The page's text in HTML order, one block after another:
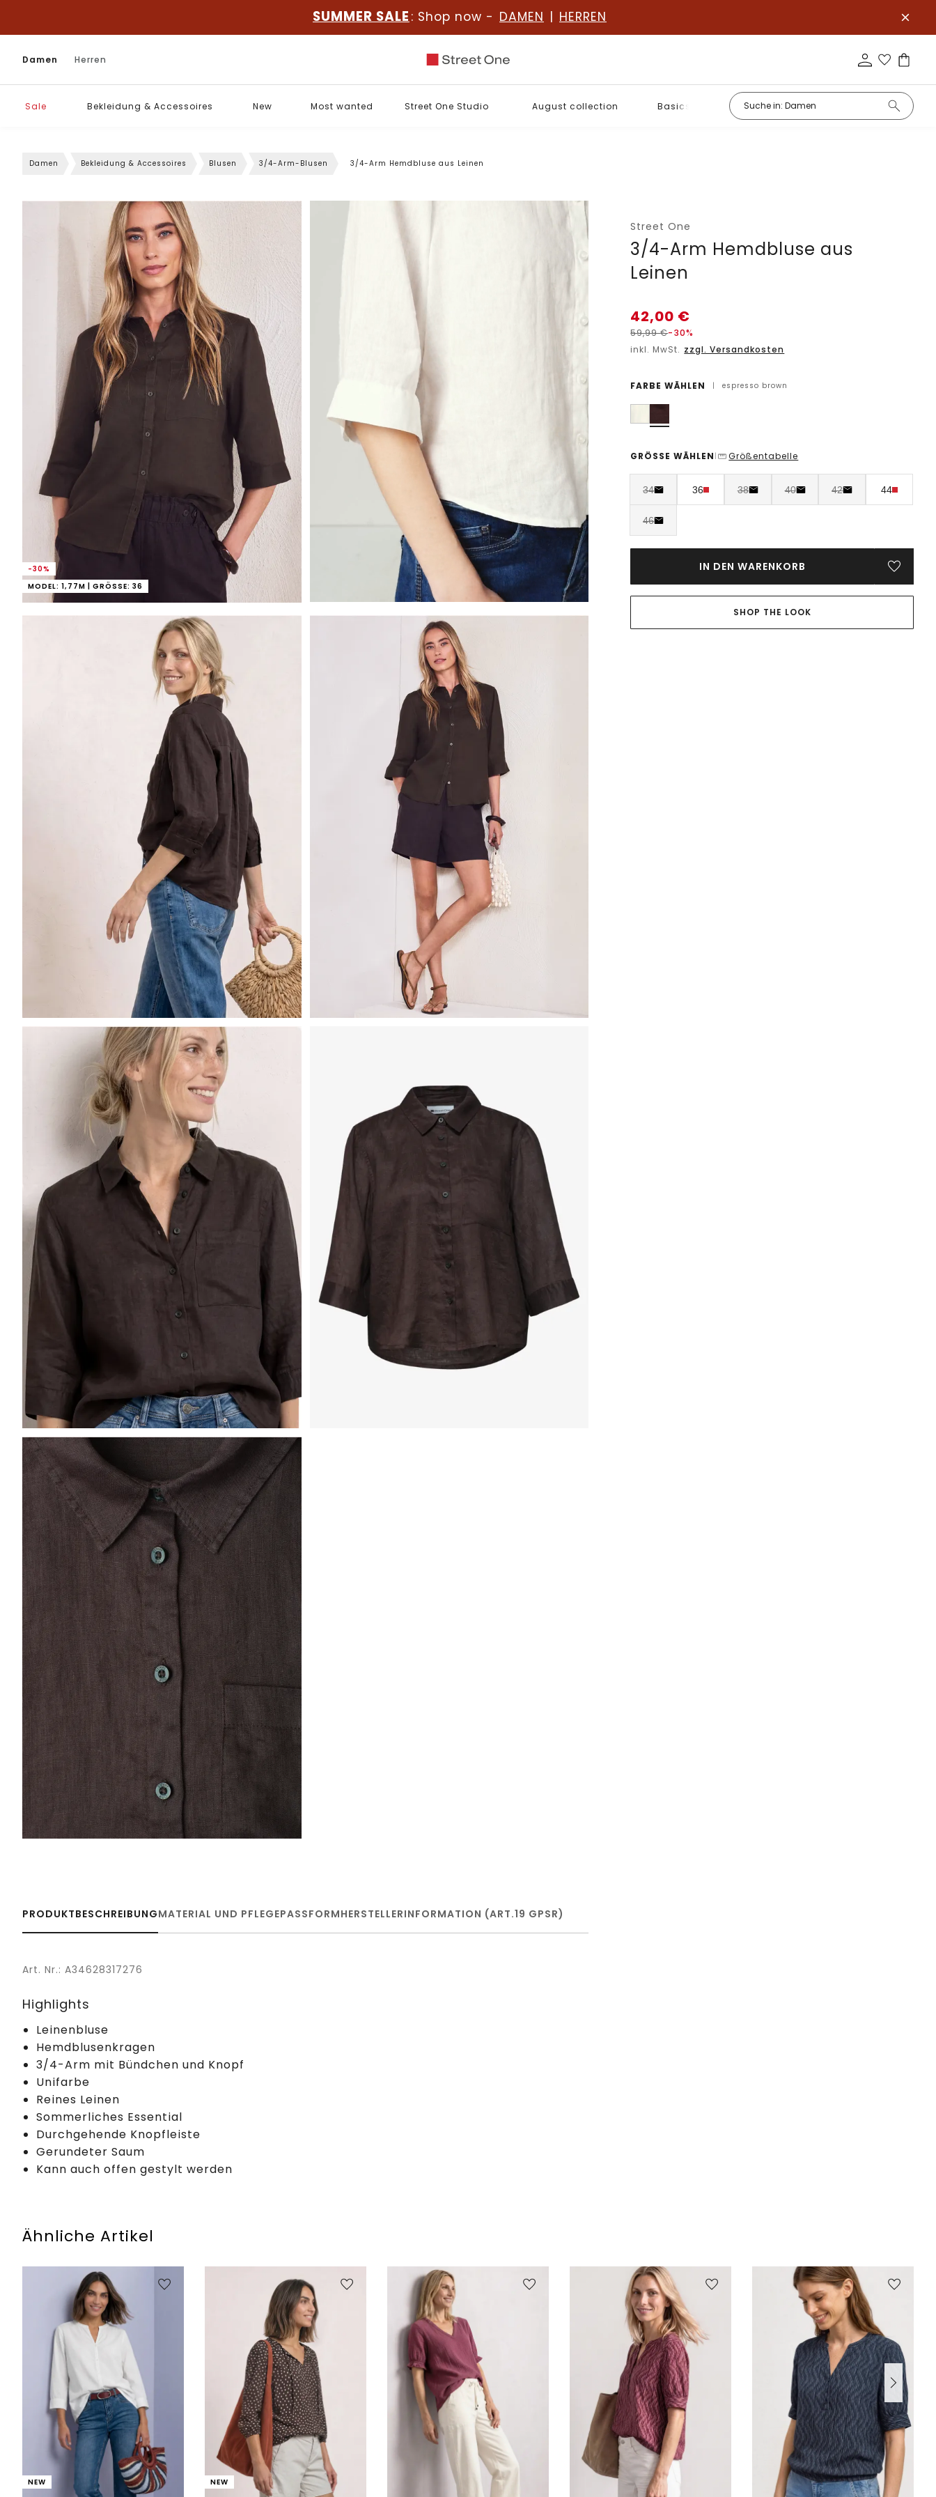
SUMMER SALE : Shop now - DAMEN | HERREN
Damen Herren
Sale Bekleidung & Accessoires New Most wanted Street One Studio August collection Basics
Damen Bekleidung & Accessoires Blusen 3/4-Arm-Blusen 3/4-Arm Hemdbluse aus Leinen
-30%
MODEL: 1,77M | GRÖSSE: 36
Street One
3/4-Arm Hemdbluse aus
Leinen
42,00 €
59,99€-30%
inkl. MwSt. zzgl. Versandkosten
FARBE WÄHLEN | espresso brown
GRÖSSE WÄHLEN | Größentabelle
34 36 38 40 42 44
46
IN DEN WARENKORB
SHOP THE LOOK
PRODUKTBESCHREIBUNGMATERIAL UND PFLEGEPASSFORMHERSTELLERINFORMATION (ART.19 GPSR)
Art. Nr.: A34628317276
Highlights
Leinenbluse
Hemdblusenkragen
3/4-Arm mit Bündchen und Knopf
Unifarbe
Reines Leinen
Sommerliches Essential
Durchgehende Knopfleiste
Gerundeter Saum
Kann auch offen gestylt werden
Ähnliche Artikel
NEW NEW